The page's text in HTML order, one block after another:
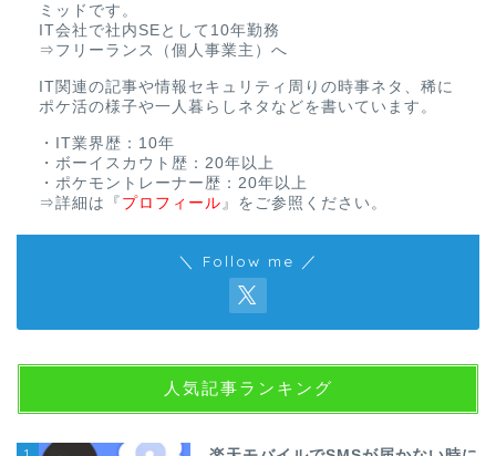
ミッドです。
IT会社で社内SEとして10年勤務
⇒フリーランス（個人事業主）へ
IT関連の記事や情報セキュリティ周りの時事ネタ、稀に
ポケ活の様子や一人暮らしネタなどを書いています。
・IT業界歴：10年
・ボーイスカウト歴：20年以上
・ポケモントレーナー歴：20年以上
⇒詳細は
『 プロフィール 』 をご参照ください。
＼ Follow me ／
人気記事ランキング